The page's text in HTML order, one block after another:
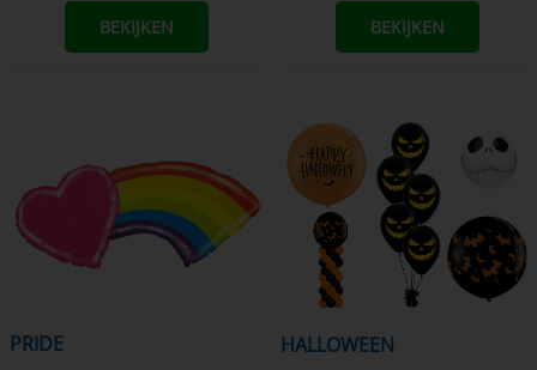
BEKIJKEN BEKIJKEN
PRIDE HALLOWEEN